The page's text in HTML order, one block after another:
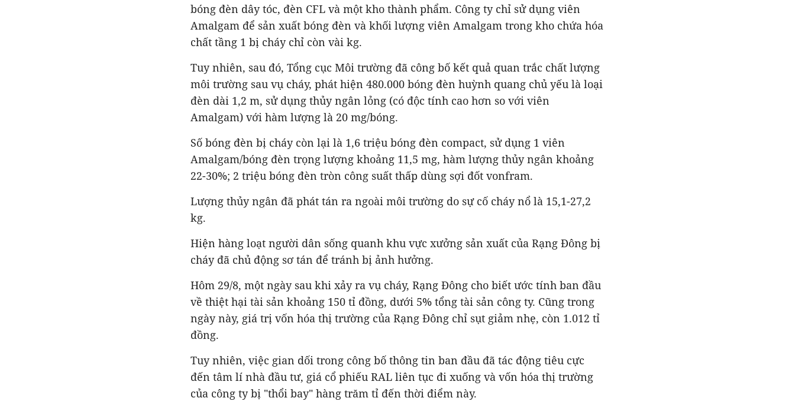
bóng đèn dây tóc, đèn CFL và một kho thành phẩm. Công ty chỉ sử dụng viên
Amalgam để sản xuất bóng đèn và khối lượng viên Amalgam trong kho chứa hóa
chất tầng 1 bị cháy chỉ còn vài kg.
Tuy nhiên, sau đó, Tổng cục Môi trường đã công bố kết quả quan trắc chất lượng
môi trường sau vụ cháy, phát hiện 480.000 bóng đèn huỳnh quang chủ yếu là loại
đèn dài 1,2 m, sử dụng thủy ngân lỏng (có độc tính cao hơn so với viên
Amalgam) với hàm lượng là 20 mg/bóng.
Số bóng đèn bị cháy còn lại là 1,6 triệu bóng đèn compact, sử dụng 1 viên
Amalgam/bóng đèn trọng lượng khoảng 11,5 mg, hàm lượng thủy ngân khoảng
22-30%; 2 triệu bóng đèn tròn công suất thấp dùng sợi đốt vonfram.
Lượng thủy ngân đã phát tán ra ngoài môi trường do sự cố cháy nổ là 15,1-27,2
kg.
Hiện hàng loạt người dân sống quanh khu vực xưởng sản xuất của Rạng Đông bị
cháy đã chủ động sơ tán để tránh bị ảnh hưởng.
Hôm 29/8, một ngày sau khi xảy ra vụ cháy, Rạng Đông cho biết ước tính ban đầu
về thiệt hại tài sản khoảng 150 tỉ đồng, dưới 5% tổng tài sản công ty. Cũng trong
ngày này, giá trị vốn hóa thị trường của Rạng Đông chỉ sụt giảm nhẹ, còn 1.012 tỉ
đồng.
Tuy nhiên, việc gian dối trong công bố thông tin ban đầu đã tác động tiêu cực
đến tâm lí nhà đầu tư, giá cổ phiếu RAL liên tục đi xuống và vốn hóa thị trường
của công ty bị "thổi bay" hàng trăm tỉ đến thời điểm này.